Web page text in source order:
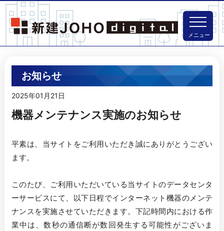
メニュー
お知らせ
2025年01月21日
機器メンテナンス実施のお知らせ
平素は、当サイトをご利用いただき誠にありがとうござい
ます。
このたび、ご利用いただいている当サイトのデータセンタ
ーサービスにて、以下日程でインターネット機器のメンテ
ナンスを実施させていただきます。下記時間内における作
業中は、数秒の通信断が数回発生する可能性がございま